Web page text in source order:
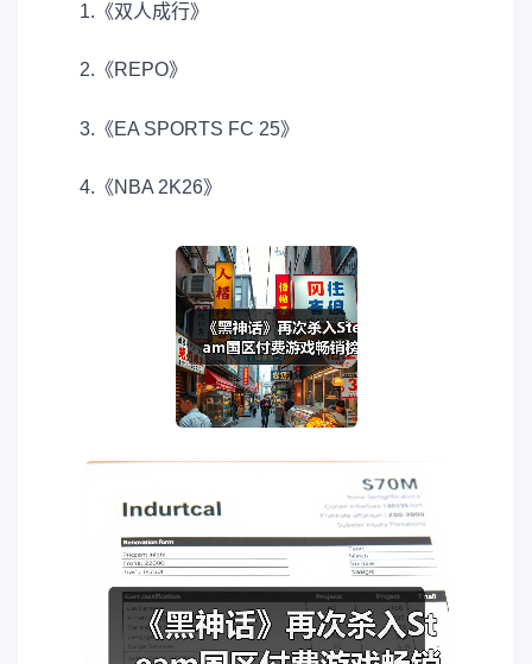
1.《双人成行》
2.《REPO》
3.《EA SPORTS FC 25》
4.《NBA 2K26》